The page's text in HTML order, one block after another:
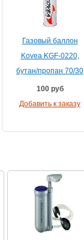
Газовый баллон
Kovea KGF-0220,
бутан/пропан 70/30
100руб
Добавить к заказу